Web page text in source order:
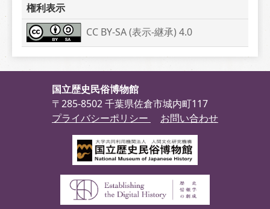
権利表示
CC BY-SA (表示-継承) 4.0
国立歴史民俗博物館
〒285-8502 千葉県佐倉市城内町117
プライバシーポリシー
お問い合わせ